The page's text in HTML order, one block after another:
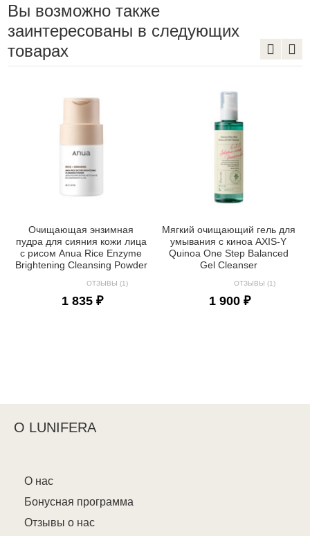
Вы возможно также
заинтересованы в следующих
товарах
Очищающая энзимная
пудра для сияния кожи лица
с рисом Anua Rice Enzyme
Brightening Cleansing Powder
ОТЗЫВЫ (1)
1 835 ₽
Мягкий очищающий гель для
умывания с киноа AXIS-Y
Quinoa One Step Balanced
Gel Cleanser
ОТЗЫВЫ (1)
1 900 ₽
О LUNIFERA
О нас
Бонусная программа
Отзывы о нас